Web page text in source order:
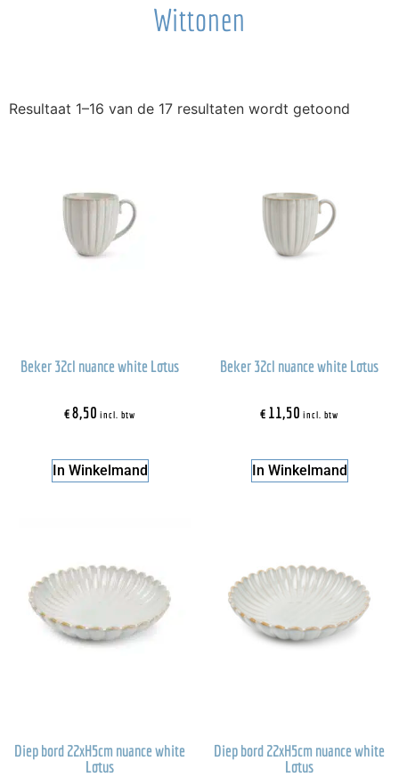
Wittonen
Resultaat 1–16 van de 17 resultaten wordt getoond
Beker 32cl nuance white Lotus
€8,50 incl. btw
In Winkelmand
Beker 32cl nuance white Lotus
€11,50 incl. btw
In Winkelmand
Diep bord 22xH5cm nuance white
Lotus
Diep bord 22xH5cm nuance white
Lotus